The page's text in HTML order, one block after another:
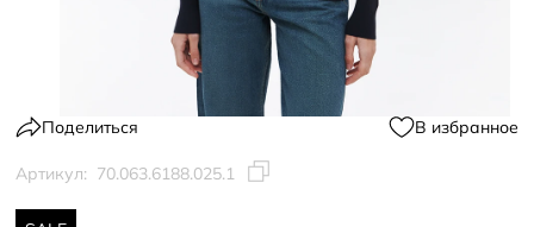
Поделиться В избранное
Артикул: 70.063.6188.025.1